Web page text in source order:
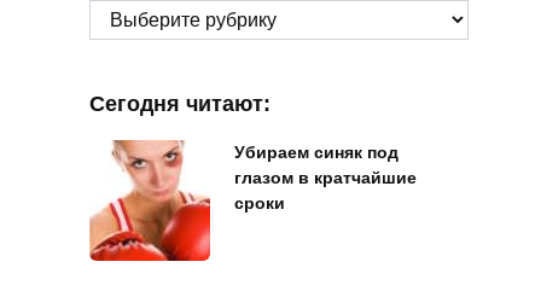
Рубрики
Сегодня читают:
Убираем синяк под
глазом в кратчайшие
сроки